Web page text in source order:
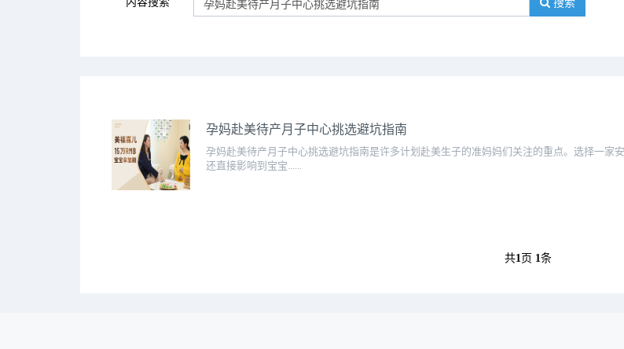
搜索
孕妈赴美待产月子中心挑选避坑指南
孕妈赴美待产月子中心挑选避坑指南是许多计划赴美生子的准妈妈们关注的重点。选择一家
还直接影响到宝宝......
共1页 1条